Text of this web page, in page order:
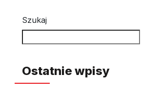
Szukaj
Ostatnie wpisy